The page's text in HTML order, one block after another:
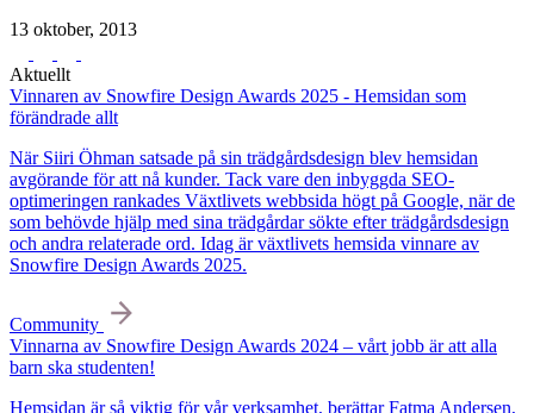
13 oktober, 2013
Aktuellt
Vinnaren av Snowfire Design Awards 2025 - Hemsidan som
förändrade allt
När Siiri Öhman satsade på sin trädgårdsdesign blev hemsidan
avgörande för att nå kunder. Tack vare den inbyggda SEO-
optimeringen rankades Växtlivets webbsida högt på Google, när de
som behövde hjälp med sina trädgårdar sökte efter trädgårdsdesign
och andra relaterade ord. Idag är växtlivets hemsida vinnare av
Snowfire Design Awards 2025.
Community
Vinnarna av Snowfire Design Awards 2024 – vårt jobb är att alla
barn ska studenten!
Hemsidan är så viktig för vår verksamhet, berättar Fatma Andersen,